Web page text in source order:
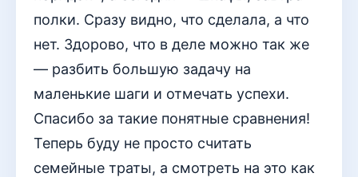
полки. Сразу видно, что сделала, а что
нет. Здорово, что в деле можно так же
— разбить большую задачу на
маленькие шаги и отмечать успехи.
Спасибо за такие понятные сравнения!
Теперь буду не просто считать
семейные траты, а смотреть на это как